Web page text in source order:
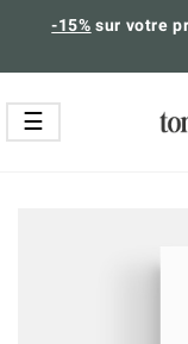
-15% sur votre
Basculer
la
navigation
☰